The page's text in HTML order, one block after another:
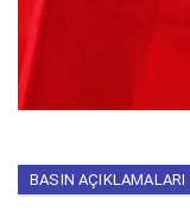
BASIN AÇIKLAMALARI